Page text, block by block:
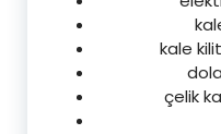
kale
çelik